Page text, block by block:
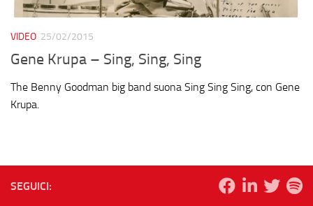
VIDEO 25/02/2015
Gene Krupa – Sing, Sing, Sing
The Benny Goodman big band suona Sing Sing Sing, con Gene
Krupa.
SEGUICI: